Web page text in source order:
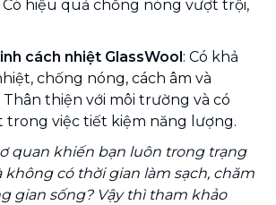
Có hiệu quả chống nóng vượt trội,
cách nhiệt GlassWool: Có khả
chống nóng, cách âm và
Thân thiện với môi trường và có
trong việc tiết kiệm năng lượng.
quan khiến bạn luôn trong trạng
không có thời gian làm sạch, chăm
gian sống? Vậy thì tham khảo